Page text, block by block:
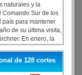
naturales y la
Comando Sur de los
país para mantener
de su última visita,
En enero, la
sin filtros el interés
agua dulce que
de 128 cortes